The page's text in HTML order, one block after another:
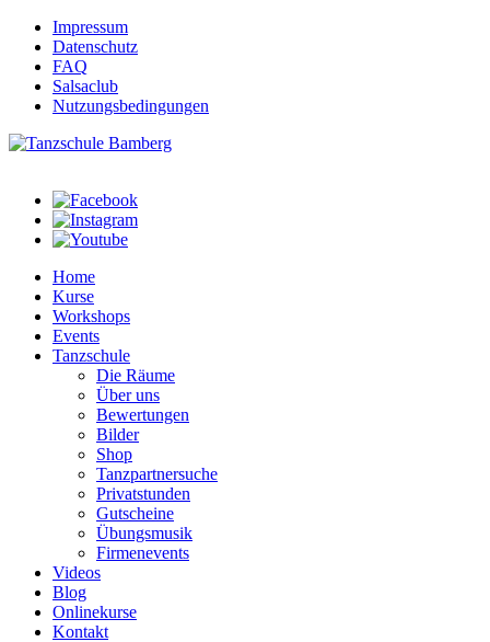
Impressum
Datenschutz
FAQ
Salsaclub
Nutzungsbedingungen
Home
Kurse
Workshops
Events
Tanzschule
Die Räume
Über uns
Bewertungen
Bilder
Shop
Tanzpartnersuche
Privatstunden
Gutscheine
Übungsmusik
Firmenevents
Videos
Blog
Onlinekurse
Kontakt